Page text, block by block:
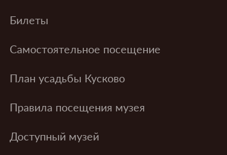
Билеты
Самостоятельное посещение
План усадьбы Кусково
Правила посещения музея
Доступный музей